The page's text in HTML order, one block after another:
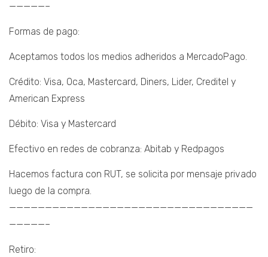
—————–
Formas de pago:
Aceptamos todos los medios adheridos a MercadoPago.
Crédito: Visa, Oca, Mastercard, Diners, Lider, Creditel y
American Express
Débito: Visa y Mastercard
Efectivo en redes de cobranza: Abitab y Redpagos
Hacemos factura con RUT, se solicita por mensaje privado
luego de la compra.
——————————————————————————————————
—————–
Retiro: